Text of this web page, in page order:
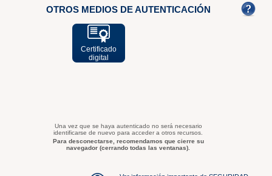
OTROS MEDIOS DE AUTENTICACIÓN
Certificado
digital
Una vez que se haya autenticado no será necesario
identificarse de nuevo para acceder a otros recursos.
Para desconectarse, recomendamos que cierre su
navegador (cerrando todas las ventanas).